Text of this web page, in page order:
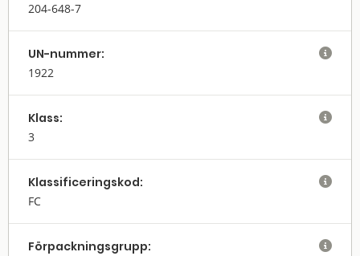
204-648-7
UN-nummer:
1922

Klass:
3

Klassifi­cerings­kod:
FC

Förpack­nings­grupp: 